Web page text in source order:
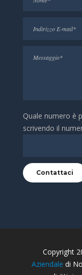
Quale numero è
scrivendo il
Copyright
Aziendale di